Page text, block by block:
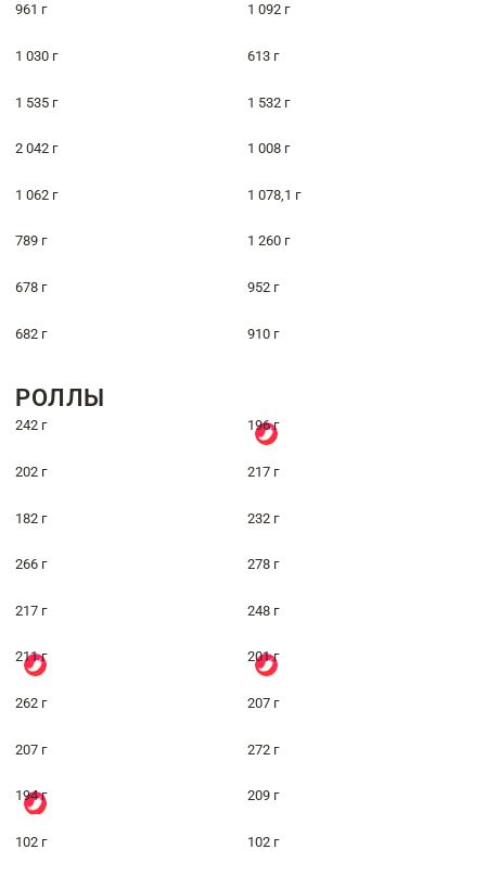
961 г 1 092 г
1 030 г 613 г
1 535 г 1 532 г
2 042 г 1 008 г
1 062 г 1 078,1 г
789 г 1 260 г
678 г 952 г
682 г 910 г
РОЛЛЫ
242 г 196 г
202 г 217 г
182 г 232 г
266 г 278 г
217 г 248 г
211 г 201 г
262 г 207 г
207 г 272 г
194 г 209 г
102 г 102 г